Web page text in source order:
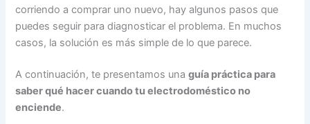
corriendo a comprar uno nuevo, hay algunos pasos que
puedes seguir para diagnosticar el problema. En muchos
casos, la solución es más simple de lo que parece.
A continuación, te presentamos unaguía práctica para
saber qué hacer cuando tu electrodoméstico no
enciende.